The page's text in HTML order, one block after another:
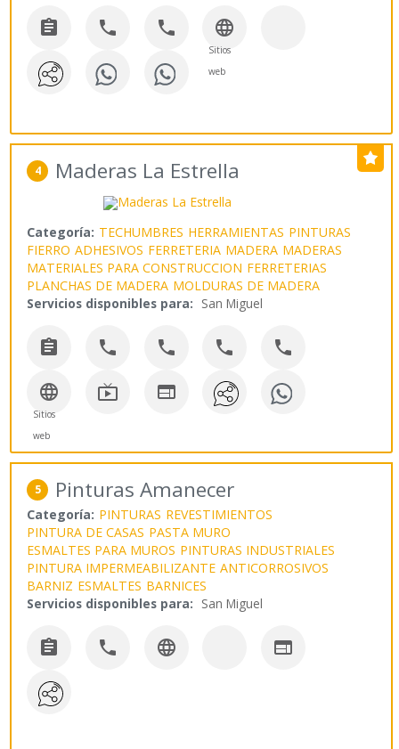
   
Sitios
web
4 Maderas La Estrella
Categoría: TECHUMBRES HERRAMIENTAS PINTURAS
FIERRO ADHESIVOS FERRETERIA MADERA MADERAS
MATERIALES PARA CONSTRUCCION FERRETERIAS
PLANCHAS DE MADERA MOLDURAS DE MADERA
Servicios disponibles para: San Miguel
    

Sitios
web
 
5 Pinturas Amanecer
Categoría: PINTURAS REVESTIMIENTOS
PINTURA DE CASAS PASTA MURO
ESMALTES PARA MUROS PINTURAS INDUSTRIALES
PINTURA IMPERMEABILIZANTE ANTICORROSIVOS
BARNIZ ESMALTES BARNICES
Servicios disponibles para: San Miguel
   